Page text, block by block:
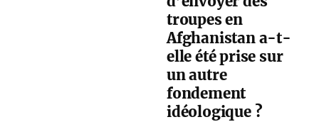
troupes en
Afghanistan a-t-
elle été prise sur
un autre
fondement
idéologique ?